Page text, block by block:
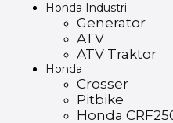
Honda Industri
Generator
ATV
ATV Traktor
Honda
Crosser
Pitbike
Honda